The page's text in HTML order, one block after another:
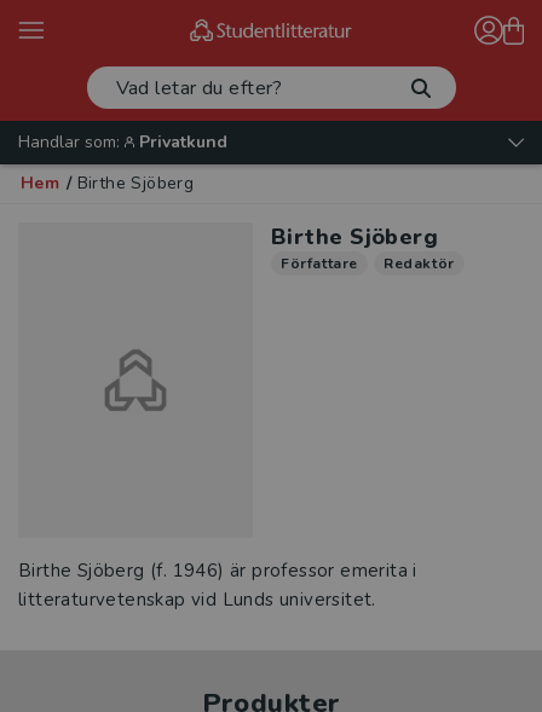
Handlar som:
Privatkund
Hem / Birthe Sjöberg
Birthe Sjöberg
Författare Redaktör
Birthe Sjöberg (f. 1946) är professor emerita i
litteraturvetenskap vid Lunds universitet.
Produkter